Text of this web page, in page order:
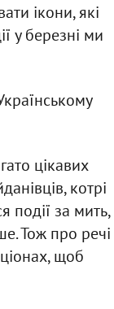
ікони, які
у березні ми
цікавих
котрі
події за мить,
Тож про речі
щоб